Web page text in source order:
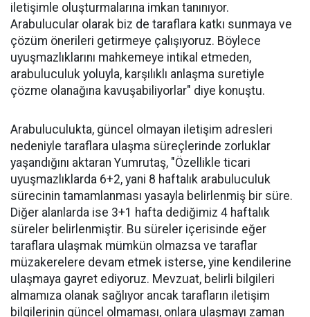
iletişimle oluşturmalarına imkan tanınıyor.
Arabulucular olarak biz de taraflara katkı sunmaya ve
çözüm önerileri getirmeye çalışıyoruz. Böylece
uyuşmazlıklarını mahkemeye intikal etmeden,
arabuluculuk yoluyla, karşılıklı anlaşma suretiyle
çözme olanağına kavuşabiliyorlar" diye konuştu.
Arabuluculukta, güncel olmayan iletişim adresleri
nedeniyle taraflara ulaşma süreçlerinde zorluklar
yaşandığını aktaran Yumrutaş, "Özellikle ticari
uyuşmazlıklarda 6+2, yani 8 haftalık arabuluculuk
sürecinin tamamlanması yasayla belirlenmiş bir süre.
Diğer alanlarda ise 3+1 hafta dediğimiz 4 haftalık
süreler belirlenmiştir. Bu süreler içerisinde eğer
taraflara ulaşmak mümkün olmazsa ve taraflar
müzakerelere devam etmek isterse, yine kendilerine
ulaşmaya gayret ediyoruz. Mevzuat, belirli bilgileri
almamıza olanak sağlıyor ancak tarafların iletişim
bilgilerinin güncel olmaması, onlara ulaşmayı zaman